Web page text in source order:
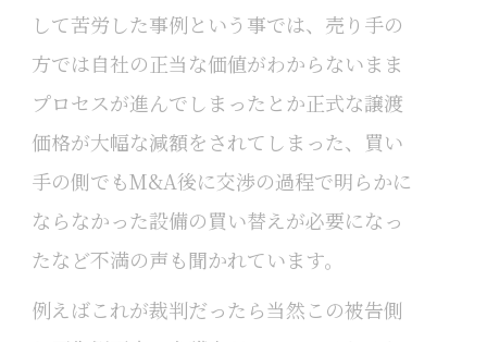
して苦労した事例という事では、売り手の
方では自社の正当な価値がわからないまま
プロセスが進んでしまったとか正式な譲渡
価格が大幅な減額をされてしまった、買い
手の側でもM&A後に交渉の過程で明らかに
ならなかった設備の買い替えが必要になっ
たなど不満の声も聞かれています。
例えばこれが裁判だったら当然この被告側